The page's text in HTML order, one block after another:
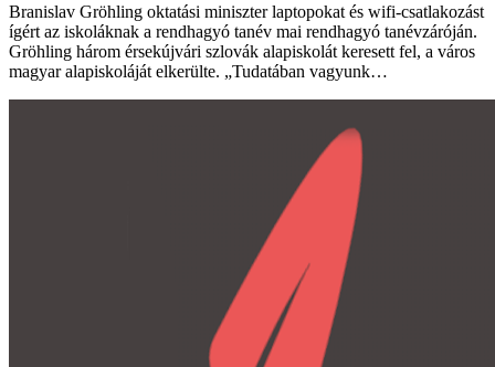
Branislav Gröhling oktatási miniszter laptopokat és wifi-csatlakozást
ígért az iskoláknak a rendhagyó tanév mai rendhagyó tanévzáróján.
Gröhling három érsekújvári szlovák alapiskolát keresett fel, a város
magyar alapiskoláját elkerülte. „Tudatában vagyunk…